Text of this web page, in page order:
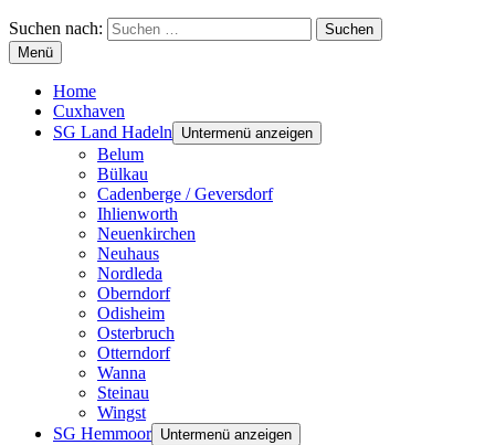
Suchen nach:
Menü
Home
Cuxhaven
SG Land Hadeln
Untermenü anzeigen
Belum
Bülkau
Cadenberge / Geversdorf
Ihlienworth
Neuenkirchen
Neuhaus
Nordleda
Oberndorf
Odisheim
Osterbruch
Otterndorf
Wanna
Steinau
Wingst
SG Hemmoor Untermenü anzeigen